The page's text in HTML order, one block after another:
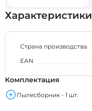
Характеристики
Страна производства
EAN
Комплектация
Пылесборник - 1 шт.